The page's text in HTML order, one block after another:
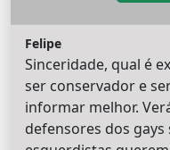
Felipe
Sinceridade, qual é
ser conservador e
informar melhor.
defensores dos gays